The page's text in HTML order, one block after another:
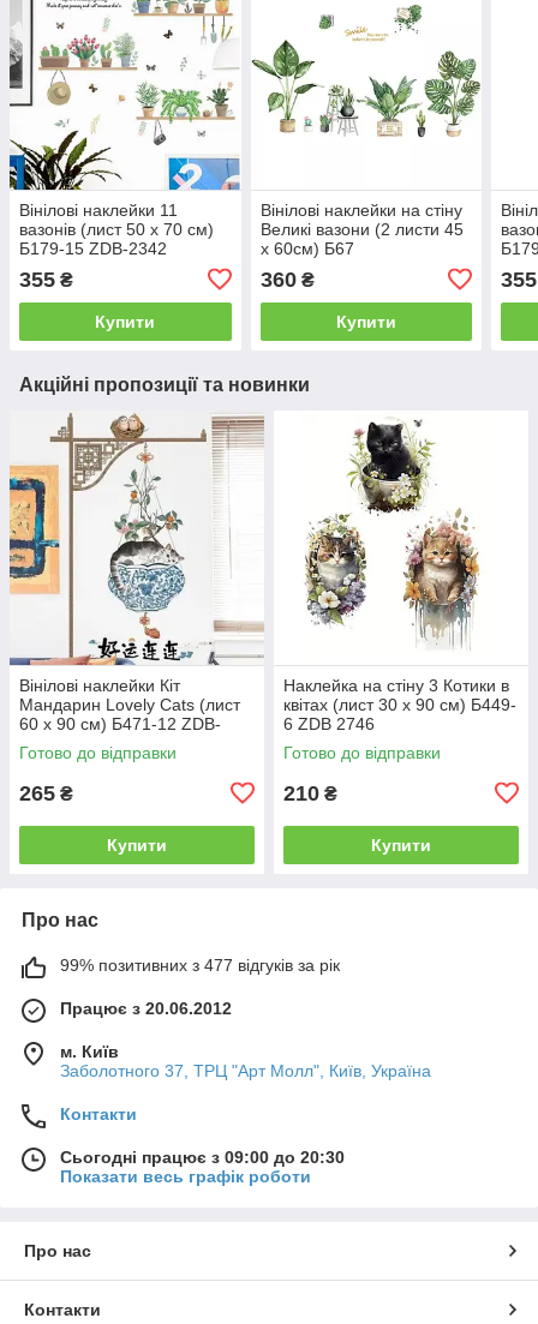
Вінілові наклейки 11
вазонів (лист 50 х 70 см)
Б179-15 ZDB-2342
355 ₴
Купити
Вінілові наклейки на стіну
Великі вазони (2 листи 45
х 60см) Б67
360₴
Купити
355
Акційні пропозиції та новинки
Вінілові наклейки Кіт
Мандарин Lovely Cats (лист
60 х 90 см) Б471-12 ZDB-
2752
Готово до відправки
265 ₴
Купити
Наклейка на стіну 3 Котики в
квітах (лист 30 х 90 см) Б449-
6 ZDB 2746
Готово до відправки
210 ₴
Купити
Про нас
99% позитивних з 477 відгуків за рік
Працює з 20.06.2012
м. Київ
Заболотного 37, ТРЦ "Арт Молл", Київ, Україна
Контакти
Сьогодні працює з 09:00 до 20:30
Показати весь графік роботи
Про нас
Контакти